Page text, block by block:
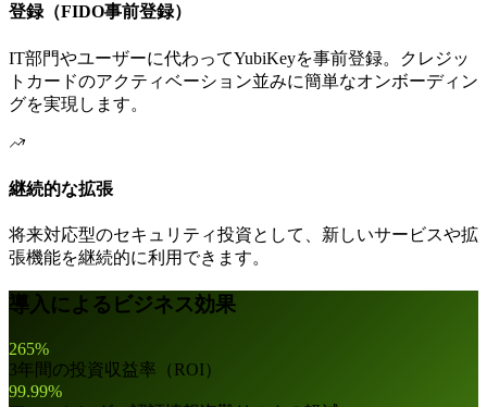
登録（FIDO事前登録）
IT部門やユーザーに代わってYubiKeyを事前登録。クレジッ
トカードのアクティベーション並みに簡単なオンボーディン
グを実現します。
継続的な拡張
将来対応型のセキュリティ投資として、新しいサービスや拡
張機能を継続的に利用できます。
導入によるビジネス効果
265%
3年間の投資収益率（ROI）
99.99%